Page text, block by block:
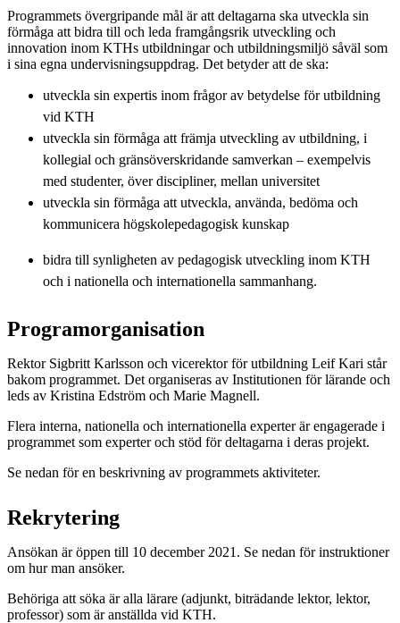
Programmets övergripande mål är att deltagarna ska utveckla sin
förmåga att bidra till och leda framgångsrik utveckling och
innovation inom KTHs utbildningar och utbildningsmiljö såväl som
i sina egna undervisningsuppdrag. Det betyder att de ska:
utveckla sin expertis inom frågor av betydelse för utbildning
vid KTH
utveckla sin förmåga att främja utveckling av utbildning, i
kollegial och gränsöverskridande samverkan – exempelvis
med studenter, över discipliner, mellan universitet
utveckla sin förmåga att utveckla, använda, bedöma och
kommunicera högskolepedagogisk kunskap
bidra till synligheten av pedagogisk utveckling inom KTH
och i nationella och internationella sammanhang.
Programorganisation
Rektor Sigbritt Karlsson och vicerektor för utbildning Leif Kari står
bakom programmet. Det organiseras av Institutionen för lärande och
leds av Kristina Edström och Marie Magnell.
Flera interna, nationella och internationella experter är engagerade i
programmet som experter och stöd för deltagarna i deras projekt.
Se nedan för en beskrivning av programmets aktiviteter.
Rekrytering
Ansökan är öppen till 10 december 2021. Se nedan för instruktioner
om hur man ansöker.
Behöriga att söka är alla lärare (adjunkt, biträdande lektor, lektor,
professor) som är anställda vid KTH.